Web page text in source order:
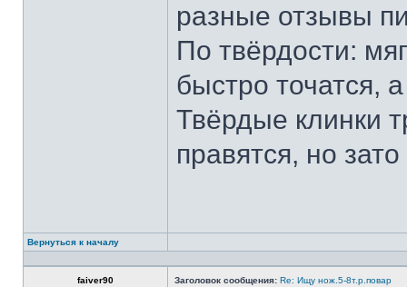
разные отзывы
По твёрдости:
быстро точатся,
Твёрдые клинки
правятся, но
Вернуться к началу
faiver90 Заголовок сообщения: Re: Ищу нож.5-8т.р.повар